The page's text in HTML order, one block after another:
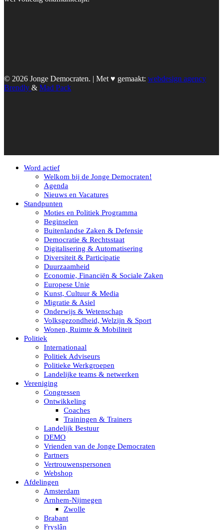
© 2026 Jonge Democraten. | Met ♥︎ gemaakt: webdesign agency
Brendly & Mad Pack
Word actief
Welkom bij de Jonge Democraten!
Agenda
Nieuws en Vacatures
Standpunten
Moties en Politiek Programma
Beginselen
Buitenlandse Zaken & Defensie
Democratie & Rechtsstaat
Digitalisering & Automatisering
Diversiteit & Participatie
Duurzaamheid
Economie, Financiën & Sociale Zaken
Europese Unie
Kunst, Cultuur & Media
Migratie & Asiel
Onderwijs & Wetenschap
Volksgezondheid, Welzijn & Sport
Wonen, Ruimte & Mobiliteit
Politiek
Internationaal
Politiek Adviseurs
Politieke Werkgroepen
Landelijke teams & netwerken
Vereniging
Congressen
Ontwikkeling
Coaches
Trainingen & Trainers
Landelijk Bestuur
DEMO
Vrienden van de Jonge Democraten
Partners
Vertrouwenspersonen
Webshop
Afdelingen
Amsterdam
Arnhem-Nijmegen
Zwolle
Brabant
Fryslân